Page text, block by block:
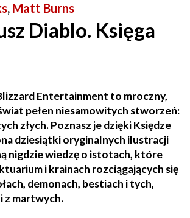
, Matt Burns
Diablo. Księga
Entertainment to mroczny,
pełen niesamowitych stworzeń:
złych. Poznasz je dzięki Księdze
dziesiątki oryginalnych ilustracji
nigdzie wiedzę o istotach, które
i krainach rozciągających się
demonach, bestiach i tych,
z martwych.